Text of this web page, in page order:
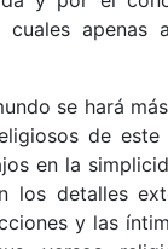
apenas
se hará
de
en la
los detalles
y las